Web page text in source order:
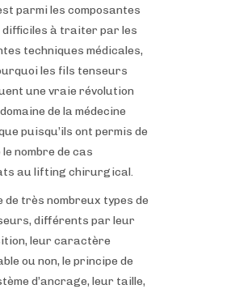
parmi les composantes
difficiles à traiter par les
techniques médicales,
les fils tenseurs
une vraie révolution
de la médecine
puisqu’ils ont permis de
nombre de cas
au lifting chirurgical.
de très nombreux types de
différents par leur
leur caractère
ou non, le principe de
d’ancrage, leur taille,